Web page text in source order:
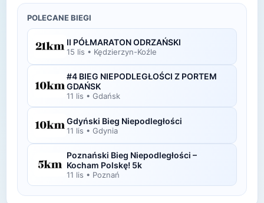
z opaski na ramię, pasa biegowego lub kieszeni w
odzieży sportowej.
POLECANE BIEGI
II PÓŁMARATON ODRZAŃSKI
15 lis • Kędzierzyn-Koźle
#4 BIEG NIEPODLEGŁOŚCI Z PORTEM
GDAŃSK
11 lis • Gdańsk
Gdyński Bieg Niepodległości
11 lis • Gdynia
Poznański Bieg Niepodległości –
Kocham Polskę! 5k
11 lis • Poznań